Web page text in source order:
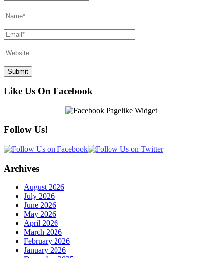
Like Us On Facebook
Follow Us!
Archives
August 2026
July 2026
June 2026
May 2026
April 2026
March 2026
February 2026
January 2026